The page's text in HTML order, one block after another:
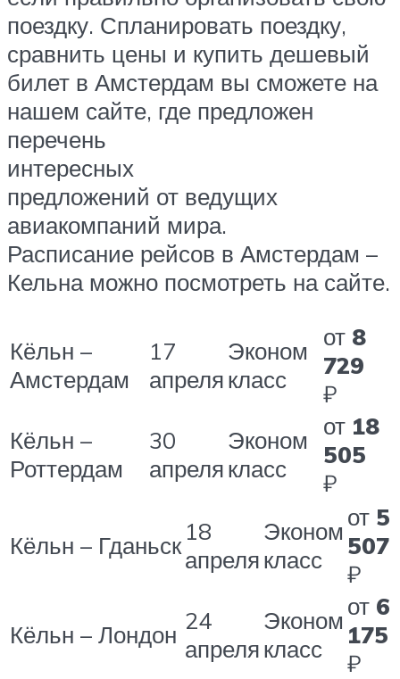
поездку. Спланировать поездку,
сравнить цены и купить дешевый
билет в Амстердам вы сможете на
нашем сайте, где предложен
перечень
интересных
предложений от ведущих
авиакомпаний мира.
Расписание рейсов в Амстердам –
Кельна можно посмотреть на сайте.
Кёльн –
Амстердам
17
апреля
Эконом
класс
от 8
729
₽
Кёльн –
Роттердам
30
апреля
Эконом
класс
от 18
505
₽
Кёльн – Гданьск 18
апреля
Эконом
класс
от 5
507
₽
Кёльн – Лондон 24
апреля
Эконом
класс
от 6
175
₽